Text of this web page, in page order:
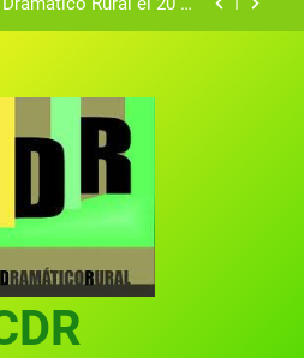
Rural el 20 de
Rural de Mira
(Cuenca)
Dramático Rural de
Dramático Rural 2025
Rural el 20 de
en el VI Certamen
piezas breves teatrales
Rural de Mira
Dramático Rural de